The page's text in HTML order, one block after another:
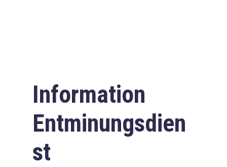
Information
Entminungsdien
st